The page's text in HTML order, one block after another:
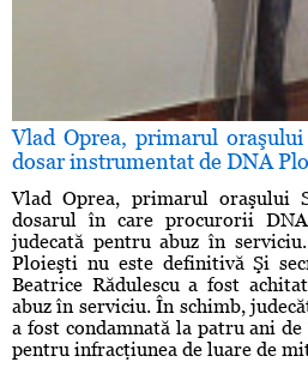
Vlad Oprea, primarul
dosar instrumentat de DNA
Vlad Oprea, primarul oraşului
dosarul în care procurorii
judecată pentru abuz în
Ploieşti nu este definitivă Şi
Beatrice Rădulescu a fost
abuz în serviciu. În schimb,
a fost condamnată la patru ani
pentru infracţiunea de luare de